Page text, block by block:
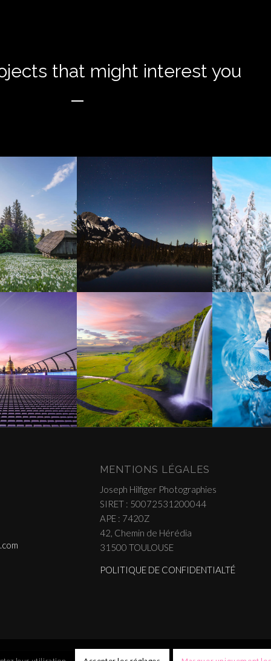
that might interest you
Lake Takaho
Australia
MENTIONS LÉGALES
Joseph Hilfiger Photographies
SIRET : 50072531200044
APE : 7420Z
42, Chemin de Hérédia
31500 TOULOUSE
POLITIQUE DE CONFIDENTIALTÉ